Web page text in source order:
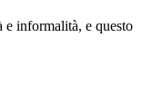
informalità, e questo